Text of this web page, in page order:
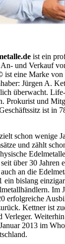
ist ein
und Verkauf
ist eine Marke
Jürgen A.
überwacht.
Prokurist und
ist in
schon wenige
und zählt
über 30 Jahren
an die
ein bislang
Im
erfolgreiche
Kettner ist
Verleger.
2013 im